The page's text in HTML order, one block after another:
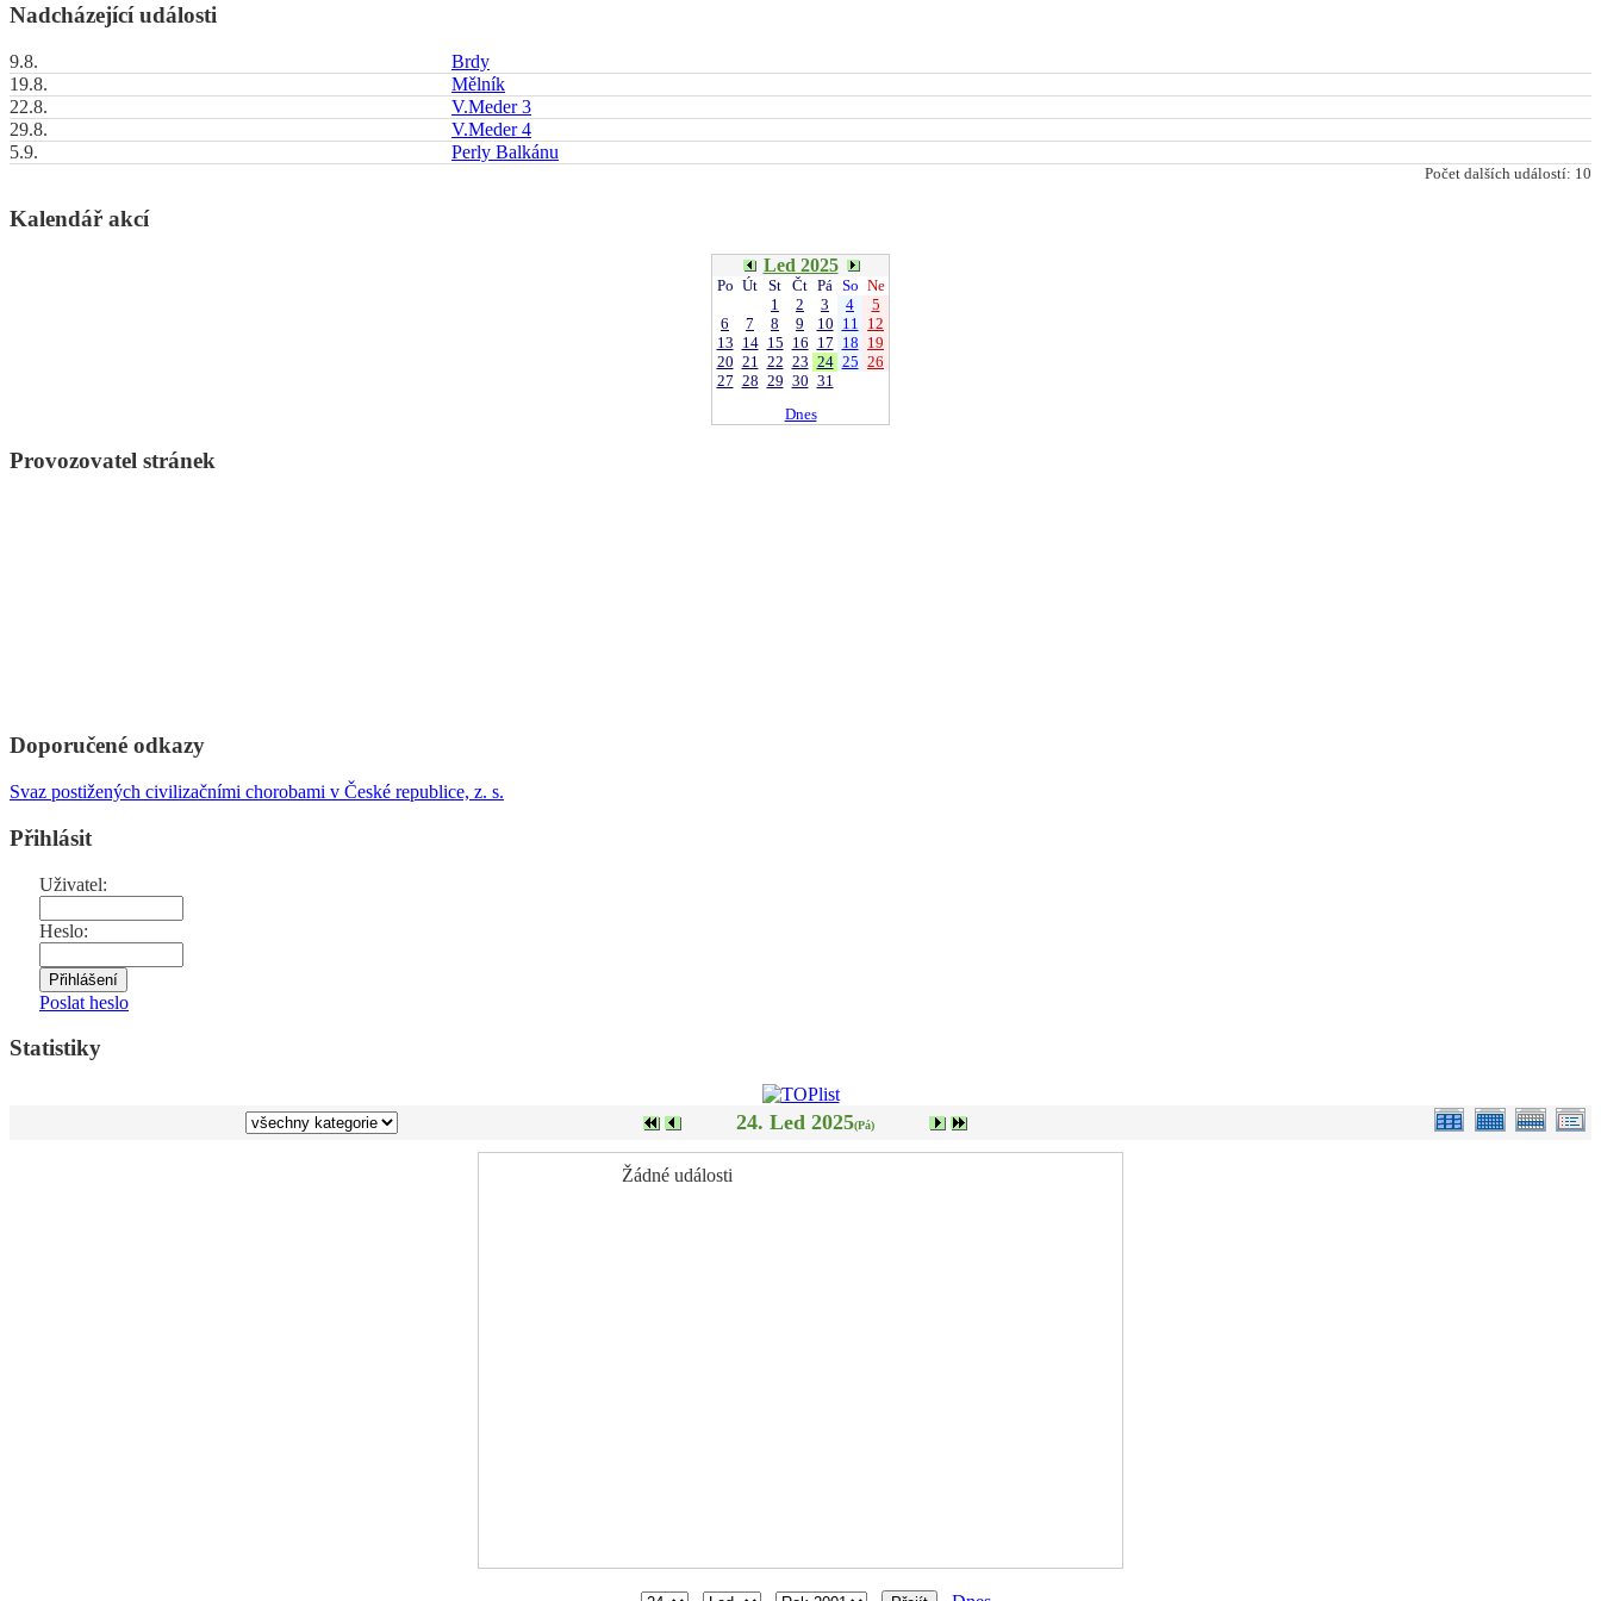
Nadcházející události
9.8.
Brdy
19.8.
Mělník
22.8.
V.Meder 3
29.8.
V.Meder 4
5.9.
Perly Balkánu
Počet dalších událostí: 10
Kalendář akcí
Led 2025
Po Út St Čt Pá So Ne
1
2 3 4
5
6
7 8 9 10 11 12
13 14 15 16 17 18 19
20 21 22 23 24 25 26
27 28 29 30 31
Dnes
Provozovatel stránek
Doporučené odkazy
Svaz postižených civilizačními chorobami v České republice, z. s.
Přihlásit
Uživatel:
Heslo:
Poslat heslo
Statistiky
24. Led 2025(Pá)
Žádné události